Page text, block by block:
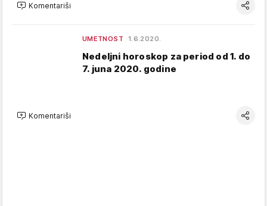
Komentariši
UMETNOST 1.6.2020.
Nedeljni horoskop za period od 1. do
7. juna 2020. godine
Komentariši